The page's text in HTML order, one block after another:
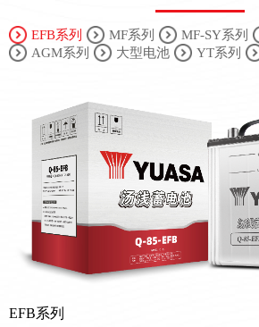
EFB系列 MF系列 MF-SY系列
AGM系列
大型电池 YT系列
EFB系列